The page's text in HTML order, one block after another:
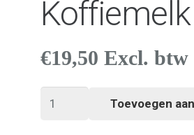
€19,50 Excl. btw
KoffiemelkToevoegen